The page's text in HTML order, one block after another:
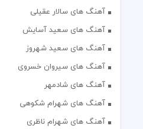
آهنگ های سالار عقیلی
آهنگ های سعید آسایش
آهنگ های سعید شهروز
آهنگ های سیروان خسروی
آهنگ های شادمهر
آهنگ های شهرام شکوهی
آهنگ های شهرام ناظری